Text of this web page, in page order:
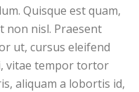
Quisque est quam,
non nisl. Praesent
ut, cursus eleifend
vitae tempor tortor
aliquam a lobortis id,